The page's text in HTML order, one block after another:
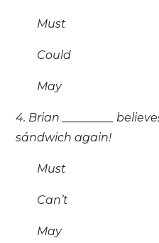
Must
Could
May
4. Brian _________
sándwich again!
Must
Can’t
May